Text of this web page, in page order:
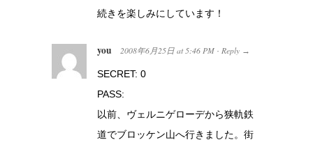
続きを楽しみにしています！
you 2008年6月25日 at 5:46 PM · Reply →
SECRET: 0
PASS:
以前、ヴェルニゲローデから狭軌鉄
道でブロッケン山へ行きました。街